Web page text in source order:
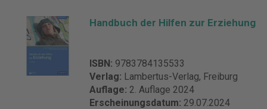
Handbuch der Hilfen zur Erziehung
ISBN: 9783784135533
Verlag: Lambertus-Verlag, Freiburg
Auflage: 2. Auflage 2024
Erscheinungsdatum: 29.07.2024